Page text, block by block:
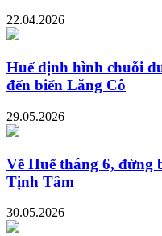
22.04.2026
Huế định hình chuỗi
đến biển Lăng Cô
29.05.2026
Về Huế tháng 6, đừng
Tịnh Tâm
30.05.2026